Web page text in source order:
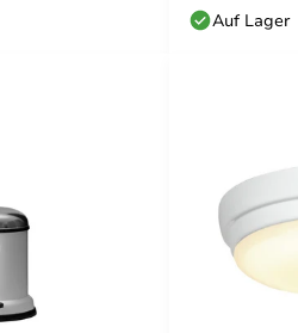
Auf Lager